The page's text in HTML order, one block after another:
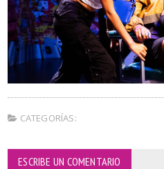
CATEGORÍAS:
ESCRIBE UN COMENTARIO